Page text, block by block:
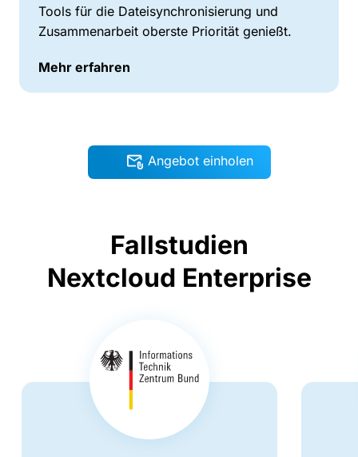
Tools für die Dateisynchronisierung und
Zusammenarbeit oberste Priorität genießt.
Mehr erfahren
Angebot einholen
Fallstudien
Nextcloud Enterprise